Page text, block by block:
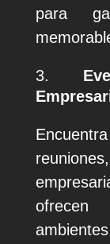
para
ofrecen